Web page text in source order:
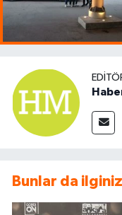
Bunlar da